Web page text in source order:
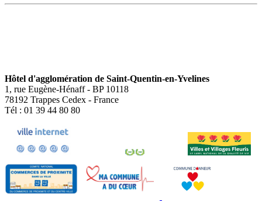
Hôtel d'agglomération de Saint-Quentin-en-Yvelines
1, rue Eugène-Hénaff - BP 10118
78192 Trappes Cedex - France
Tél : 01 39 44 80 80